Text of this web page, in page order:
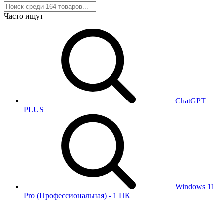
Часто ищут
ChatGPT
PLUS
Windows 11
Pro (Профессиональная) - 1 ПК